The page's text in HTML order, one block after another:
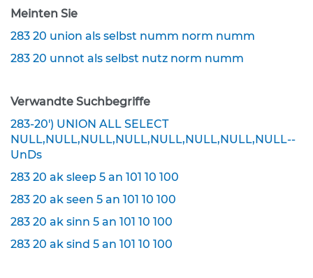
s
e
i
c
e
n
K
e
i
s
c
h
i
Meinten Sie
283 20 union als selbst numm norm numm
283 20 unnot als selbst nutz norm numm
Verwandte Suchbegriffe
283-20') UNION ALL SELECT
NULL,NULL,NULL,NULL,NULL,NULL,NULL,NULL--
UnDs
283 20 ak sleep 5 an 101 10 100
283 20 ak seen 5 an 101 10 100
283 20 ak sinn 5 an 101 10 100
283 20 ak sind 5 an 101 10 100